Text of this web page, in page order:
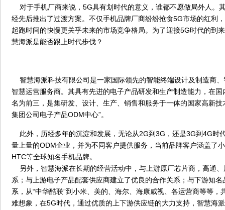
对于手机厂商来说，5G具有划时代的意义，谁都不愿做局外人。
经先后推出了过渡方案。不仅手机品牌厂商纷纷抢食5G市场的红利
起跑时间的快慢更关乎未来的市场竞争格局。为了迎接5G时代的到
慧海派是能否跟上时代步伐？
智慧海派科技有限公司是一家国际领先的智能终端设计及制造商
智慧运营服务商。其具有先进的电子产品研发和生产制造能力，在
名为前三，是集研发、设计、生产、销售和服务于一体的国家高新技
集团公司电子产品ODM中心”。
此外，历经多年的沉淀和发展，无论从2G到3G，还是3G到4G时
量上量的ODM企业，并为不同客户提供服务，当前品牌客户涵盖了
HTC等全球知名手机品牌。
另外，智慧海派在长期的经营活动中，与上游原厂芯片商，高通
系；与上游电子产品配套供应商建立了优良的合作关系；与下游知
系，从“中华酷联”到小米、美的、海尔、海康威视、各运营商等等，
难想象，在5G时代，通过优质的上下游供应链的大力支持，智慧海